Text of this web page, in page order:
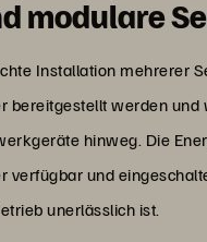
modulare
Installation mehrerer
bereitgestellt werden
hinweg. Die
verfügbar und
unerlässlich ist.